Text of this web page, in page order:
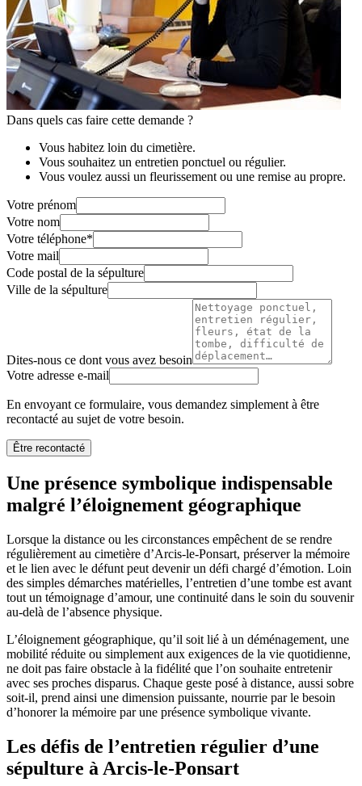
Dans quels cas faire cette demande ?
Vous habitez loin du cimetière.
Vous souhaitez un entretien ponctuel ou régulier.
Vous voulez aussi un fleurissement ou une remise au propre.
Votre prénom
Votre nom
Votre téléphone*
Votre mail
Code postal de la sépulture
Ville de la sépulture
Dites-nous ce dont vous avez besoin
Votre adresse e-mail
En envoyant ce formulaire, vous demandez simplement à être
recontacté au sujet de votre besoin.
Être recontacté
Une présence symbolique indispensable
malgré l’éloignement géographique
Lorsque la distance ou les circonstances empêchent de se rendre
régulièrement au cimetière d’Arcis-le-Ponsart, préserver la mémoire
et le lien avec le défunt peut devenir un défi chargé d’émotion. Loin
des simples démarches matérielles, l’entretien d’une tombe est avant
tout un témoignage d’amour, une continuité dans le soin du souvenir
au-delà de l’absence physique.
L’éloignement géographique, qu’il soit lié à un déménagement, une
mobilité réduite ou simplement aux exigences de la vie quotidienne,
ne doit pas faire obstacle à la fidélité que l’on souhaite entretenir
avec ses proches disparus. Chaque geste posé à distance, aussi sobre
soit-il, prend ainsi une dimension puissante, nourrie par le besoin
d’honorer la mémoire par une présence symbolique vivante.
Les défis de l’entretien régulier d’une
sépulture à Arcis-le-Ponsart